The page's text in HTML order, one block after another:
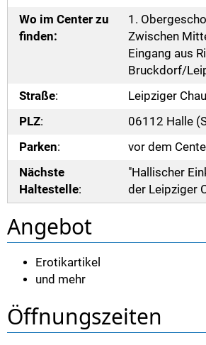
Wo im Center zu
finden:
1.
Zwischen
Eingang aus
Bruckdorf/
Straße:
Leipziger
PLZ:
06112 Halle
Parken:
vor dem
Nächste
Haltestelle:
"Hallischer
der Leipziger
Angebot
Erotikartikel
und mehr
Öffnungszeiten